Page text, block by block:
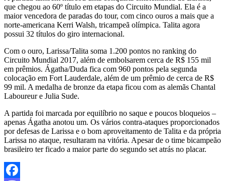
que chegou ao 60º título em etapas do Circuito Mundial. Ela é a
maior vencedora de paradas do tour, com cinco ouros a mais que a
norte-americana Kerri Walsh, tricampeã olímpica. Talita agora
possui 32 títulos do giro internacional.
Com o ouro, Larissa/Talita soma 1.200 pontos no ranking do
Circuito Mundial 2017, além de embolsarem cerca de R$ 155 mil
em prêmios. Ágatha/Duda fica com 960 pontos pela segunda
colocação em Fort Lauderdale, além de um prêmio de cerca de R$
99 mil. A medalha de bronze da etapa ficou com as alemãs Chantal
Laboureur e Julia Sude.
A partida foi marcada por equilíbrio no saque e poucos bloqueios –
apenas Ágatha anotou um. Os vários contra-ataques proporcionados
por defesas de Larissa e o bom aproveitamento de Talita e da própria
Larissa no ataque, resultaram na vitória. Apesar de o time bicampeão
brasileiro ter ficado a maior parte do segundo set atrás no placar.